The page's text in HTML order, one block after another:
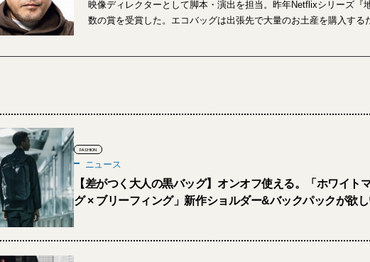
映像ディレクターとして脚本・演出を担当。昨年Netflixシリーズ『
数の賞を受賞した。エコバッグは出張先で大量のお土産を購入する
FASHION
ニュース
【差がつく大人の黒バッグ】オンオフ使える。「ホワイト
グ × ブリーフィング」新作ショルダー&バックパックが欲